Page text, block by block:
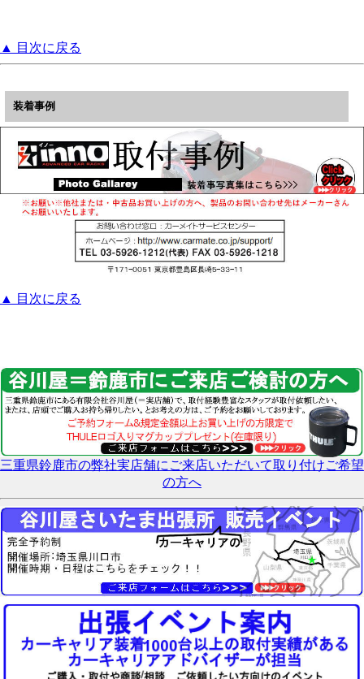
▲ 目次に戻る
装着事例
▲ 目次に戻る
三重県鈴鹿市の弊社実店舗にご来店いただいて取り付けご希望
の方へ